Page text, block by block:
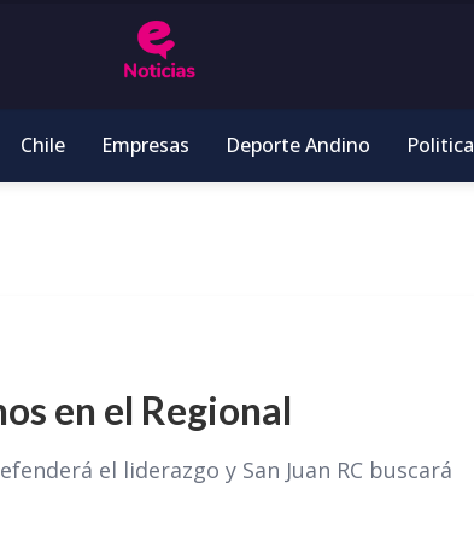
Chile Empresas Deporte Andino Politica
en el Regional
el liderazgo y San Juan RC buscará